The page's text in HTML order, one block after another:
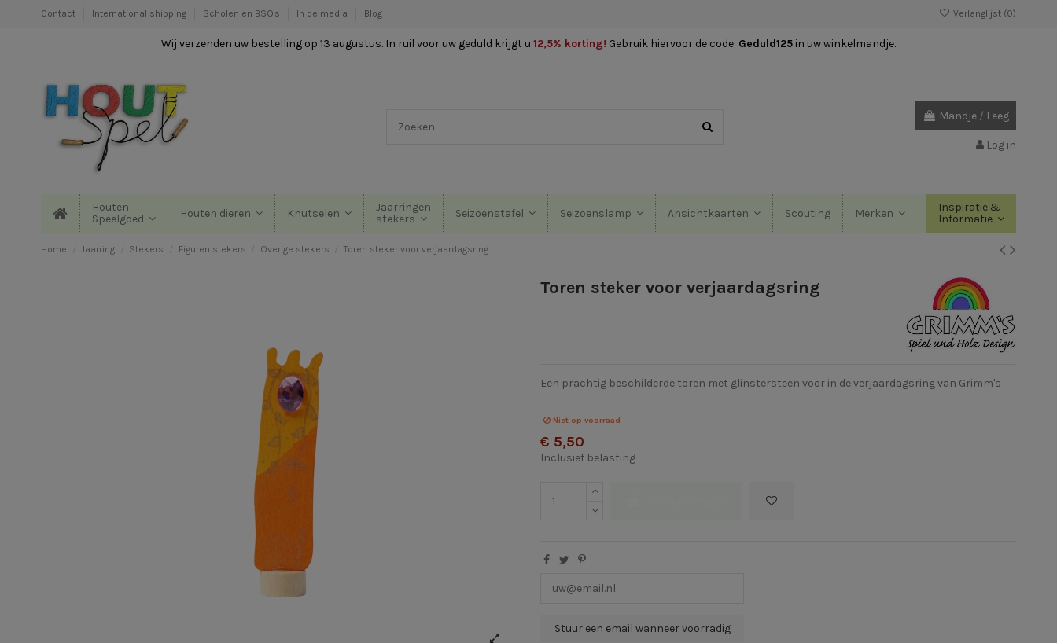
Contact International shipping Scholen en BSO's In de media Blog Verlanglijst (0)
Wij verzenden uw bestelling op 13 augustus. In ruil voor uw geduld krijgt u 12,5% korting! Gebruik hiervoor de code: Geduld125 in uw winkelmandje.
Mandje / Leeg
Log in
Houten
Speelgoed
Houten dieren Knutselen
Jaarringen
stekers
Seizoenstafel Seizoenslamp Ansichtkaarten Scouting Merken
Inspiratie &
Informatie
Home Jaarring Stekers Figuren stekers Overige stekers Toren steker voor verjaardagsring
Toren steker voor verjaardagsring
Een prachtig beschilderde toren met glinstersteen voor in de verjaardagsring van Grimm's
Niet op voorraad
€ 5,50
Inclusief belasting